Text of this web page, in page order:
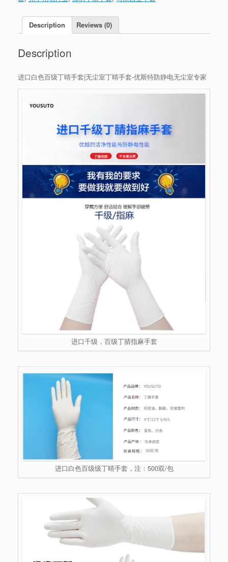
Description Reviews (0)
Description
进口白色百级丁晴手套|无尘室丁晴手套-优斯特防静电无尘室专家
进口千级，百级丁腈指麻手套
进口白色百级级丁晴手套，注：500双/包